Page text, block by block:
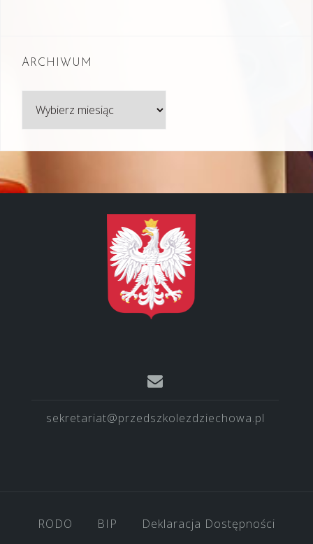
ARCHIWUM
sekretariat@przedszkolezdziechowa.pl
RODO BIP Deklaracja Dostępności